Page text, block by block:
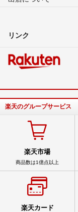
リンク
楽天のグループサービス
楽天市場
商品数は1億点以上
楽天カード